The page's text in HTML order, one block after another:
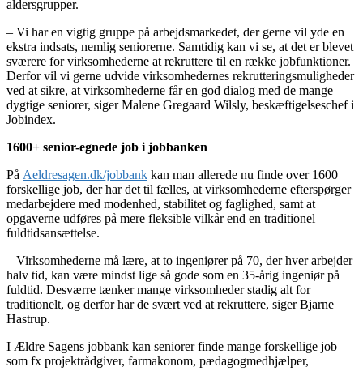
aldersgrupper.
– Vi har en vigtig gruppe på arbejdsmarkedet, der gerne vil yde en
ekstra indsats, nemlig seniorerne. Samtidig kan vi se, at det er blevet
sværere for virksomhederne at rekruttere til en række jobfunktioner.
Derfor vil vi gerne udvide virksomhedernes rekrutteringsmuligheder
ved at sikre, at virksomhederne får en god dialog med de mange
dygtige seniorer, siger Malene Gregaard Wilsly, beskæftigelseschef i
Jobindex.
1600+ senior-egnede job i jobbanken
På Aeldresagen.dk/jobbank kan man allerede nu finde over 1600
forskellige job, der har det til fælles, at virksomhederne efterspørger
medarbejdere med modenhed, stabilitet og faglighed, samt at
opgaverne udføres på mere fleksible vilkår end en traditionel
fuldtidsansættelse.
– Virksomhederne må lære, at to ingeniører på 70, der hver arbejder
halv tid, kan være mindst lige så gode som en 35-årig ingeniør på
fuldtid. Desværre tænker mange virksomheder stadig alt for
traditionelt, og derfor har de svært ved at rekruttere, siger Bjarne
Hastrup.
I Ældre Sagens jobbank kan seniorer finde mange forskellige job
som fx projektrådgiver, farmakonom, pædagogmedhjælper,